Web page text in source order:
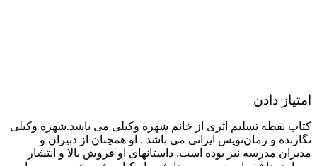
امتیاز دادن
کتاب نقطه تسلیم اثری از خانم شهره وکیلی می باشد.شهره وکیلی
نگارنده و رمان‌نویس ایرانی می باشد . او همچنان از دبیران و
مدیران مدرسه نیز بوده‌ است. داستانهای او فروش بالا و انتشار